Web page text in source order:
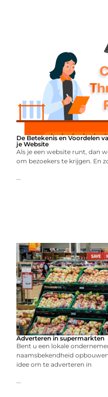
De Betekenis en Voordelen
je Website
Als je een website runt, dan
om bezoekers te krijgen. En
...
Adverteren in supermarkten
Bent u een lokale
naamsbekendheid
idee om te adverteren in
...